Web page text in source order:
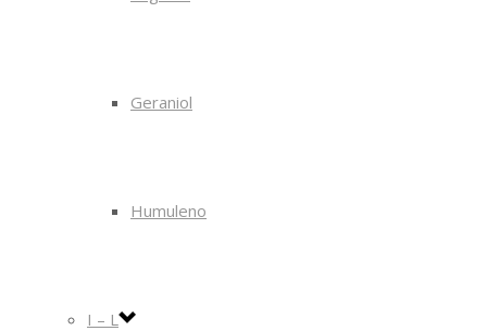
Geraniol
Humuleno
I – L